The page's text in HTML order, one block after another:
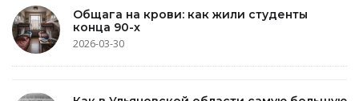
Общага на крови: как жили студенты
конца 90-х
2026-03-30